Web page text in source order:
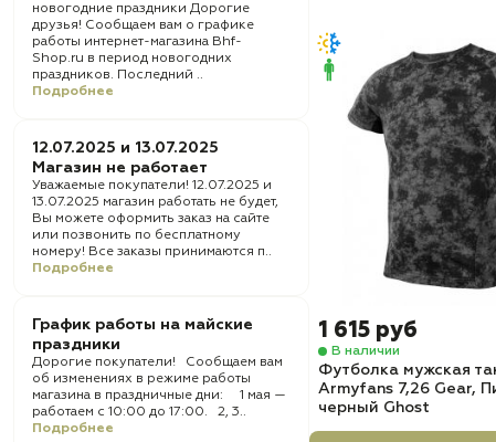
новогодние праздники Дорогие
друзья! Сообщаем вам о графике
работы интернет-магазина Bhf-
Shop.ru в период новогодних
праздников. Последний ..
Подробнее
12.07.2025 и 13.07.2025
Магазин не работает
Уважаемые покупатели! 12.07.2025 и
13.07.2025 магазин работать не будет,
Вы можете оформить заказ на сайте
или позвонить по бесплатному
номеру! Все заказы принимаются п..
Подробнее
График работы на майские
праздники
Дорогие покупатели! Сообщаем вам
об изменениях в режиме работы
магазина в праздничные дни: 1 мая —
работаем с 10:00 до 17:00. 2, 3..
Подробнее
1 615 руб
В наличии
Футболка мужская
Armyfans 7,26 Gear,
черный Ghost